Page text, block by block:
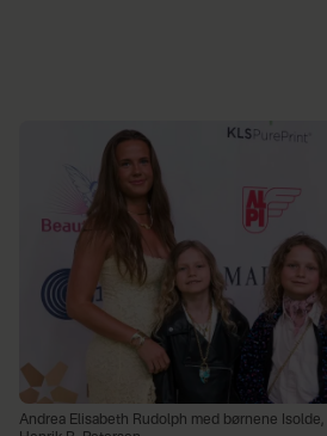
Andrea Elisabeth Rudolph med børnene